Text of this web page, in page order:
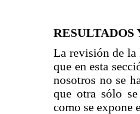
RESULTADOS
La revisión de la
que en esta
nosotros no se
que otra sólo
como se expone